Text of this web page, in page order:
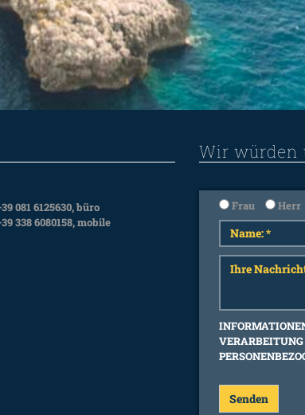
081 6125630, büro
338 6080158, mobile
Wir würden
Frau Herr
VERARBEITUNG